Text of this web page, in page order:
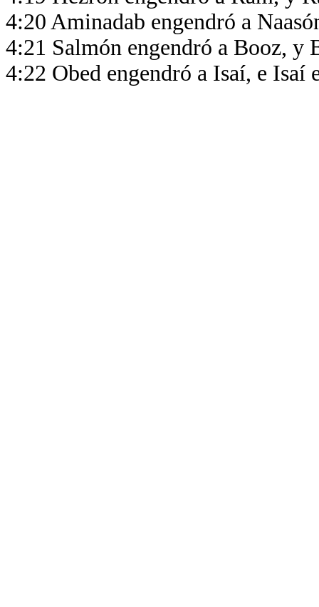
4:20 Aminadab engendró a
4:21 Salmón engendró a Booz, y
4:22 Obed engendró a Isaí, e Isaí